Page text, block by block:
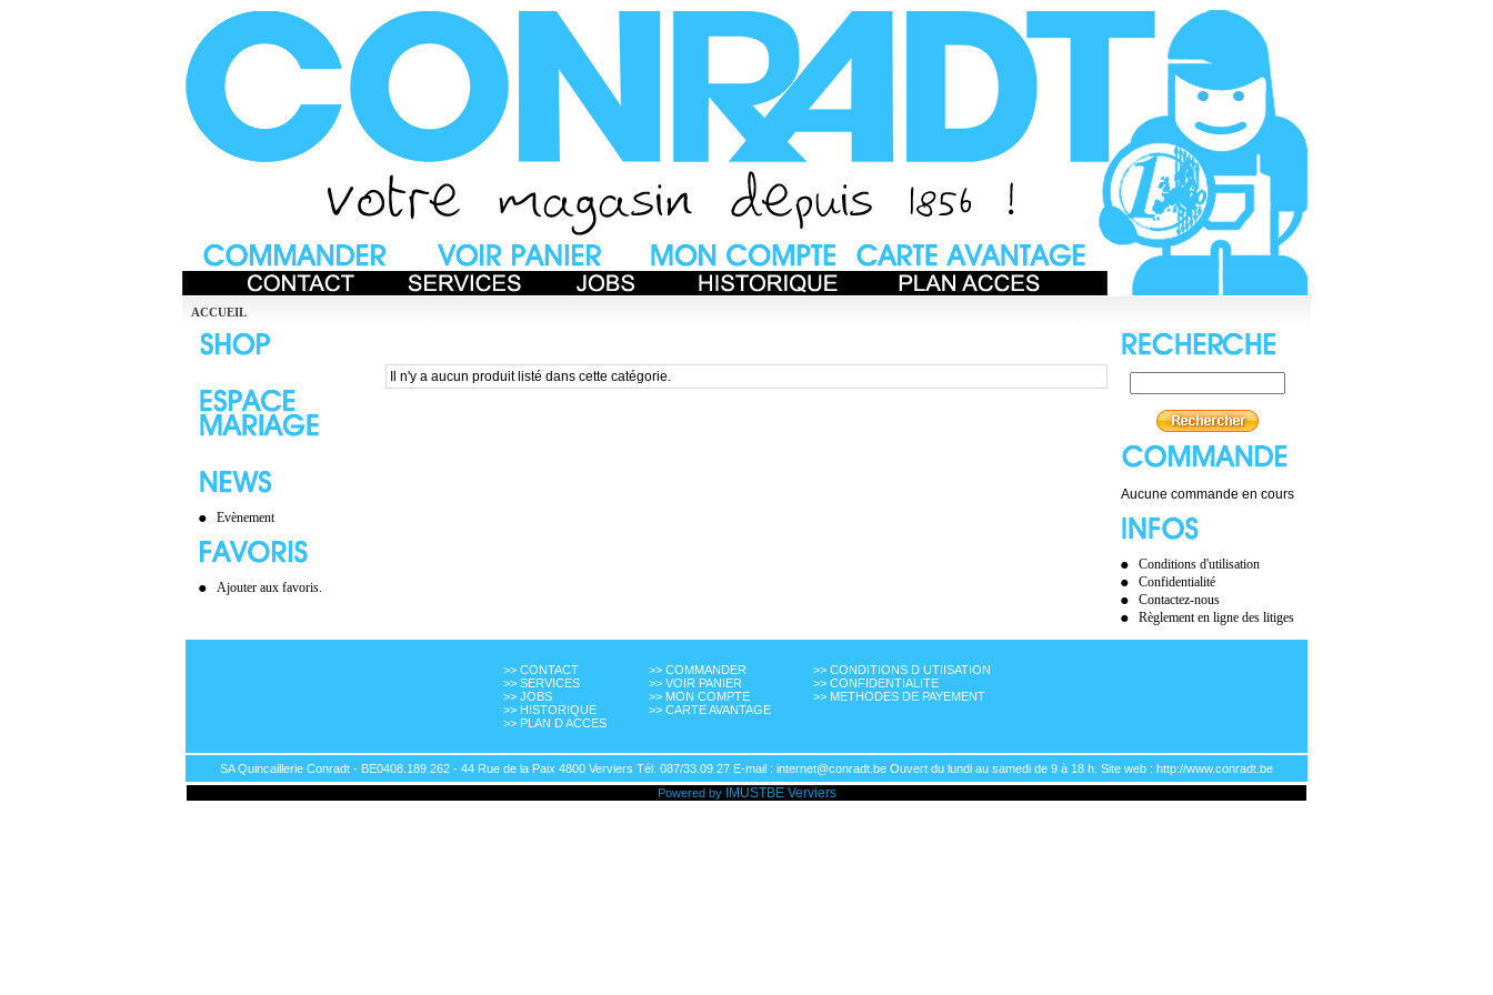
ACCUEIL
Evènement
Ajouter aux favoris.
Il n'y a aucun produit listé dans cette catégorie.
Aucune commande en cours
Conditions d'utilisation
Confidentialité
Contactez-nous
Règlement en ligne des litiges
>> CONTACT
>> SERVICES
>> JOBS
>> HISTORIQUE
>> PLAN D ACCES
>> COMMANDER
>> VOIR PANIER
>> MON COMPTE
>> CARTE AVANTAGE
>> CONDITIONS D UTIISATION
>> CONFIDENTIALITE
>> METHODES DE PAYEMENT
SA Quincaillerie Conradt - BE0408.189.262 - 44 Rue de la Paix 4800 Verviers Tél: 087/33.09.27 E-mail : internet@conradt.be Ouvert du lundi au samedi de 9 à 18 h. Site web : http://www.conradt.be
Powered by
IMUSTBE Verviers